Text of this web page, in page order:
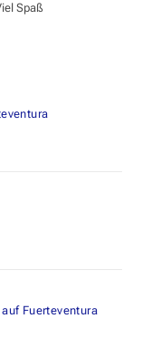
Spaß
Fuerteventura